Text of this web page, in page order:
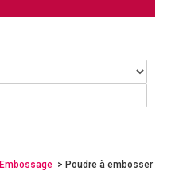
Embossage > Poudre à embosser